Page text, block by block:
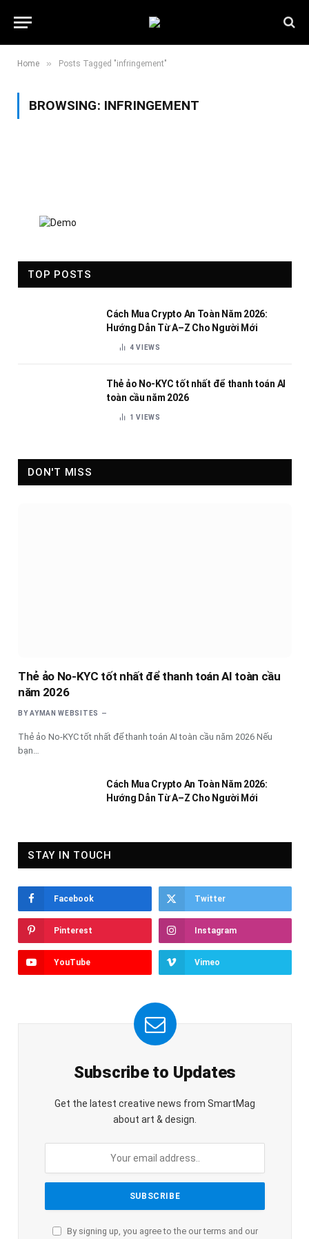
Home » Posts Tagged "infringement"
BROWSING: INFRINGEMENT
TOP POSTS
Cách Mua Crypto An Toàn Năm 2026:
Hướng Dẫn Từ A–Z Cho Người Mới
4VIEWS
Thẻ ảo No-KYC tốt nhất để thanh toán AI
toàn cầu năm 2026
1VIEWS
DON'T MISS
Thẻ ảo No-KYC tốt nhất để thanh toán AI toàn cầu
năm 2026
BY AYMAN WEBSITES
Thẻ ảo No-KYC tốt nhất để thanh toán AI toàn cầu năm 2026 Nếu
bạn…
Cách Mua Crypto An Toàn Năm 2026:
Hướng Dẫn Từ A–Z Cho Người Mới
STAY IN TOUCH
Facebook Twitter
Pinterest Instagram
YouTube Vimeo
Subscribe to Updates
Get the latest creative news from SmartMag
about art & design.
By signing up, you agree to the our terms and our